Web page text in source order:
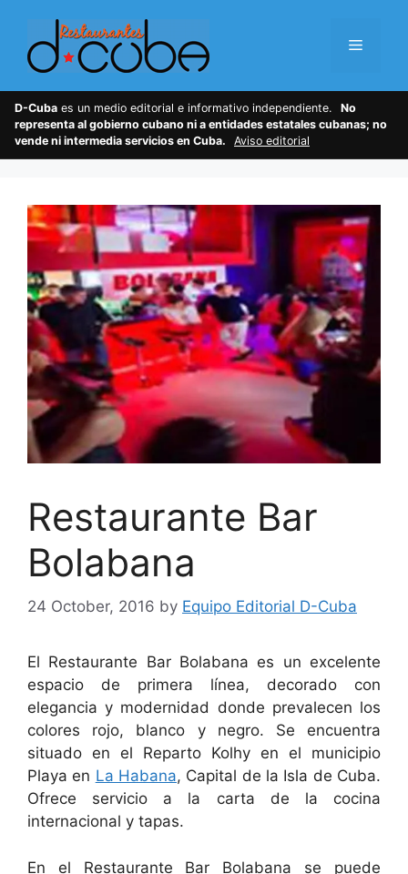
content
Menu
D-Cuba es un medio editorial e informativo independiente.
No
representa al gobierno cubano ni a entidades estatales cubanas; no
vende ni intermedia servicios en Cuba.
Aviso editorial
Restaurante Bar
Bolabana
24 October, 2016 by Equipo Editorial D-Cuba
El Restaurante Bar Bolabana es un excelente
espacio de primera línea, decorado con
elegancia y modernidad donde prevalecen los
colores rojo, blanco y negro. Se encuentra
situado en el Reparto Kolhy en el municipio
Playa en La Habana, Capital de la Isla de Cuba.
Ofrece servicio a la carta de la cocina
internacional y tapas.
En el Restaurante Bar Bolabana se puede